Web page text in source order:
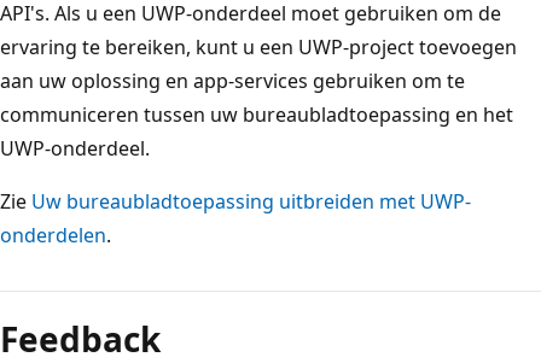
API's. Als u een UWP-onderdeel moet gebruiken om de
ervaring te bereiken, kunt u een UWP-project toevoegen
aan uw oplossing en app-services gebruiken om te
communiceren tussen uw bureaubladtoepassing en het
UWP-onderdeel.
Zie Uw bureaubladtoepassing uitbreiden met UWP-
onderdelen.
uitgeschakeld
Feedback